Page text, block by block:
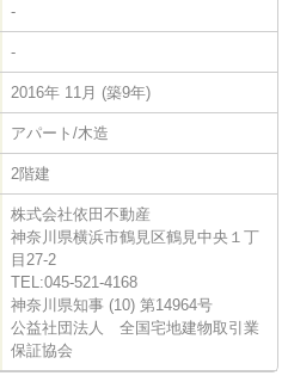
-
-
2016年 11月 (築9年)
アパート/木造
2階建
株式会社依田不動産
神奈川県横浜市鶴見区鶴見中央１丁
目27-2
TEL:045-521-4168
神奈川県知事 (10) 第14964号
公益社団法人 全国宅地建物取引業
保証協会